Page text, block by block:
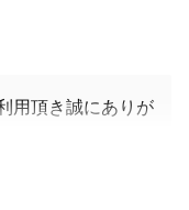
用頂き誠にありが
お申し付けくださ